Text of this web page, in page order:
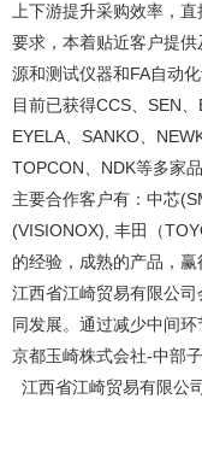
上下游提升采购效率，
要求，本着贴近客户提
源和测试仪器和FA自动
目前已获得CCS、SEN
EYELA、SANKO、
TOPCON、NDK等多家
主要合作客户有：中芯
(VISIONOX), 丰田（
的经验，成熟的产品，
江西省江崎贸易有限公
同发展。通过减少中间
京都玉崎株式会社-中部
江西省江崎贸易有限公